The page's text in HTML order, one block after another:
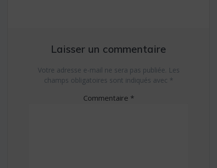
Laisser un commentaire
Votre adresse e-mail ne sera pas publiée. Les
champs obligatoires sont indiqués avec *
Commentaire *